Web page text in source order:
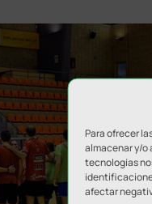
Para ofrecer
almacenar y/o
tecnologías
afectar